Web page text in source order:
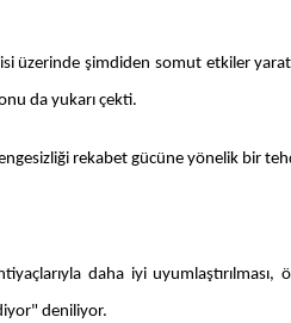
üzerinde şimdiden somut etkiler
da yukarı çekti.
rekabet gücüne yönelik bir
daha iyi
deniliyor.